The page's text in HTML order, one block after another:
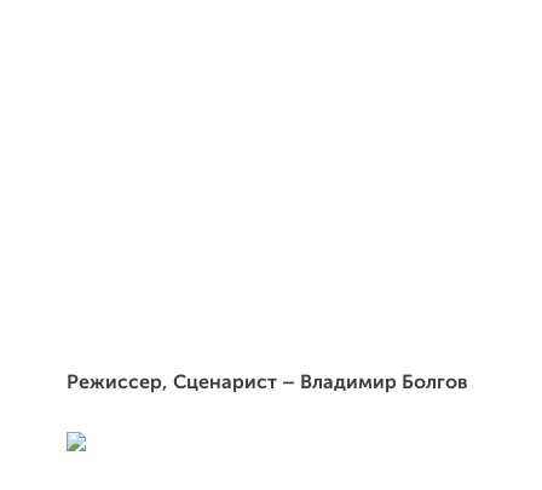
Режиссер, Сценарист – Владимир Болгов